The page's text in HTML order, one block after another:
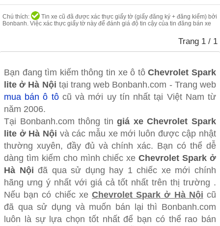
Chú thích:
Tin xe cũ đã được xác thực giấy tờ (giấy đăng ký + đăng kiểm) bởi
Bonbanh. Việc xác thực giấy tờ này để đánh giá độ tin cậy của tin đăng bán xe
Trang 1 / 1
Bạn đang tìm kiếm thông tin xe ô tôChevrolet Spark
lite ở Hà Nội tại trang web Bonbanh.com - Trang web
mua bán ô tôcũ và mới uy tín nhất tại Việt Nam từ
năm 2006.
Tại Bonbanh.com thông tingiá xe Chevrolet Spark
lite ở Hà Nội và các mẫu xe mới luôn được cập nhật
thường xuyên, đầy đủ và chính xác. Bạn có thể dễ
dàng tìm kiếm cho mình chiếc xeChevrolet Spark ở
Hà Nội đã qua sử dụng hay 1 chiếc xe mới chính
hãng ưng ý nhất với giá cả tốt nhất trên thị trường .
Nếu bạn có chiếc xe Chevrolet Spark ở Hà Nội cũ
đã qua sử dụng và muốn bán lại thì Bonbanh.com
luôn là sự lựa chọn tốt nhất để bạn có thể rao bán